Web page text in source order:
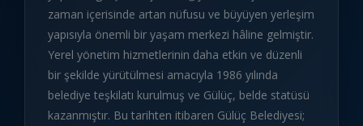
zaman içerisinde artan nüfusu ve büyüyen yerleşim
yapısıyla önemli bir yaşam merkezi hâline gelmiştir.
Yerel yönetim hizmetlerinin daha etkin ve düzenli
bir şekilde yürütülmesi amacıyla 1986 yılında
belediye teşkilatı kurulmuş ve Gülüç, belde statüsü
kazanmıştır. Bu tarihten itibaren Gülüç Belediyesi;